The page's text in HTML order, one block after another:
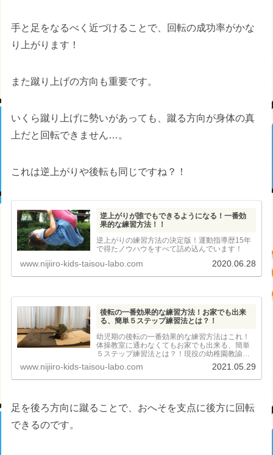
手と足をなるべく近づけることで、回転の成功率がかな
り上がります！
また蹴り上げの方向も重要です。
いくら蹴り上げに勢いがあっても、蹴る方向が身体の真
上だと回転できません…。
これは逆上がりや後転も同じですね？！
逆上がりが誰でもできるようになる！一番効
果的な練習方法！！
逆上がりの練習方法の決定版！運動指導歴15年
で得たノウハウをすべて詰め込んでいます！
www.nijiiro-kids-taisou-labo.com 2020.06.28
後転の一番効果的な練習方法！お家でも出来
る、簡単５ステップ練習法とは？！
幼児期の後転の一番効果的な練習方法はこれ！
体操教室に通わなくてもお家でも出来る、簡単
５ステップ練習法とは？！現役の幼稚園教諭＆
体操指導者が丁寧に解説します！
www.nijiiro-kids-taisou-labo.com 2021.05.29
足を後ろ方向に蹴ることで、おへそを支点に後方に回転
できるのです。